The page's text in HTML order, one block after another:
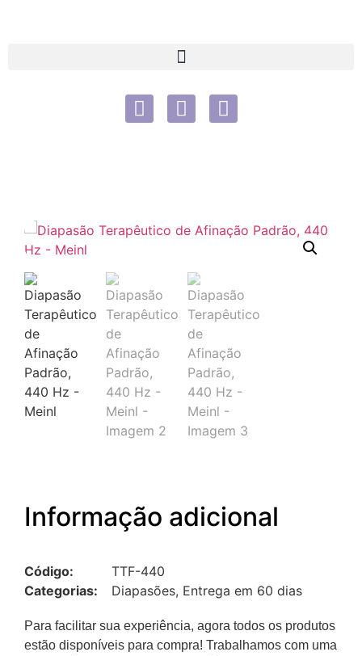
Informação adicional
Código:
TTF-440
Categorias:
Diapasões, Entrega em 60 dias
Para facilitar sua experiência, agora todos os produtos
estão disponíveis para compra! Trabalhamos com uma